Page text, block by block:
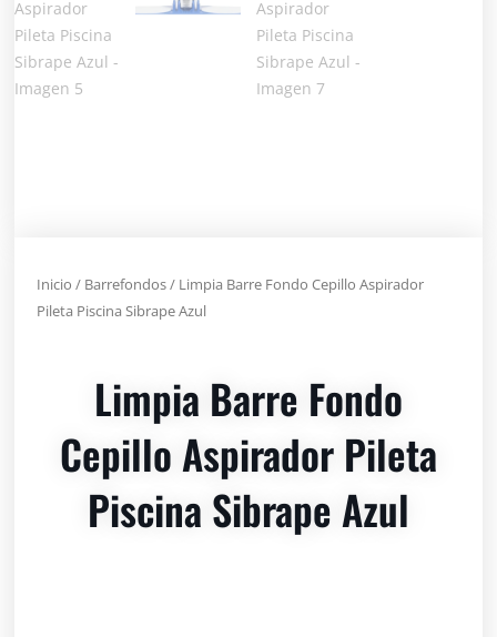
Inicio / Barrefondos/ Limpia Barre Fondo Cepillo Aspirador
Pileta Piscina Sibrape Azul
Limpia Barre Fondo
Cepillo Aspirador Pileta
Piscina Sibrape Azul